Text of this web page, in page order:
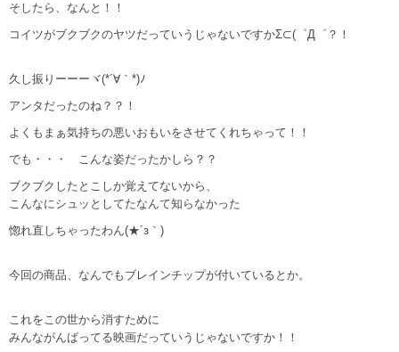
そしたら、なんと！！
コイツがブクブクのヤツだっていうじゃないですかΣ⊂(゜Д゜？！
久し振りーーーヾ(*´∀｀*)ﾉ
アンタだったのね？？！
よくもまぁ気持ちの悪いおもいをさせてくれちゃって！！
でも・・・ こんな姿だったかしら？？
ブクブクしたとこしか覚えてないから、
こんなにシュッとしてたなんて知らなかった
惚れ直しちゃったわん(★´з｀)
今回の商品、なんでもブレインチップが付いているとか。
これをこの世から消すために
みんながんばってる映画だっていうじゃないですか！！